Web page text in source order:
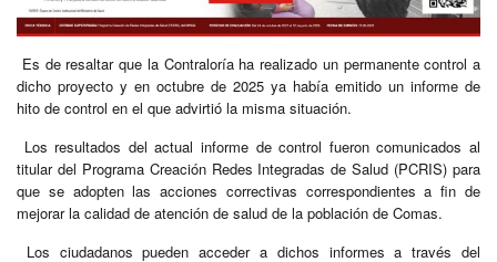
Es de resaltar que la Contraloría ha realizado un permanente control a
dicho proyecto y en octubre de 2025 ya había emitido un informe de
hito de control en el que advirtió la misma situación.
Los resultados del actual informe de control fueron comunicados al
titular del Programa Creación Redes Integradas de Salud (PCRIS) para
que se adopten las acciones correctivas correspondientes a fin de
mejorar la calidad de atención de salud de la población de Comas.
Los ciudadanos pueden acceder a dichos informes a través del